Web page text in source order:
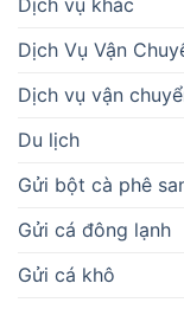
Dịch vụ khác
Dịch Vụ Vận
Dịch vụ vận
Du lịch
Gửi bột cà phê
Gửi cá đông lạnh
Gửi cá khô